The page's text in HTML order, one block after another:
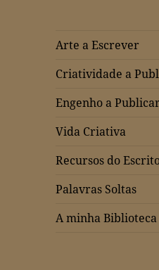
Arte a Escrever
Criatividade a
Engenho a Publicar
Vida Criativa
Recursos do
Palavras Soltas
A minha Biblioteca